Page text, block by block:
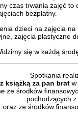
czas trwania zajęć to
bezpłatny.
dzieci na zajęcia
zajęcia plastyczne
się w każdą
Spotkania
książką za pan bratw
ze środków
pochodzących
oraz ze środków